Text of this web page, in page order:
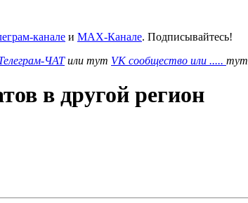
канале и MAX-Канале. Подписывайтесь!
ЧАТили тут VK сообщество или ..... тут
в другой регион